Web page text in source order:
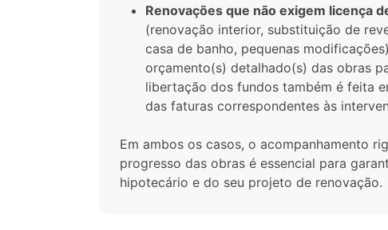
Renovações que não exigem licença
(renovação interior, substituição de
casa de banho, pequenas
orçamento(s) detalhado(s) das obras
libertação dos fundos também é feita
das faturas correspondentes às
Em ambos os casos, o acompanhamento
progresso das obras é essencial para
hipotecário e do seu projeto de renovação.